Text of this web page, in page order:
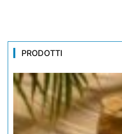
PRODOTTI